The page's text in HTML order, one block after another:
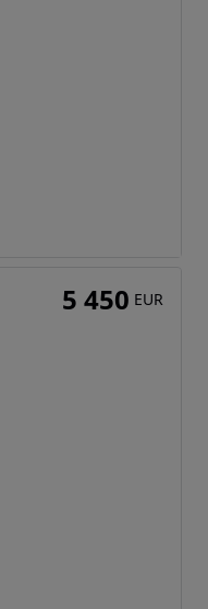
5 450 EUR